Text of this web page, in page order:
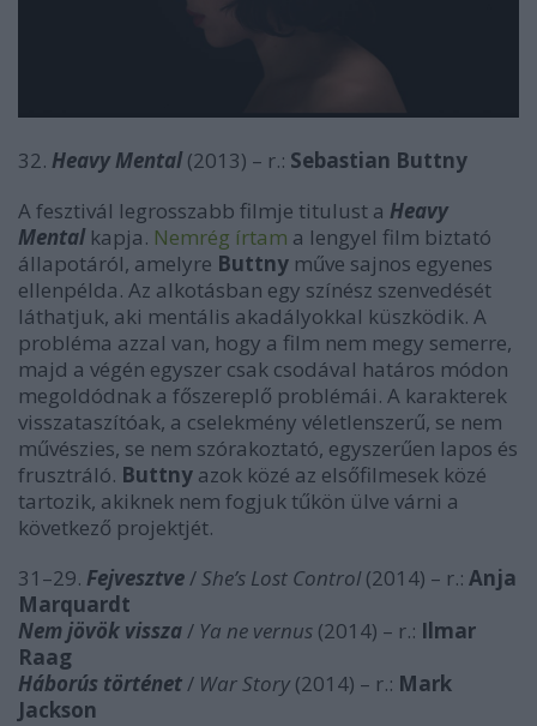
32. Heavy Mental (2013) – r.: Sebastian Buttny
A fesztivál legrosszabb filmje titulust a Heavy
Mental kapja. Nemrég írtam a lengyel film biztató
állapotáról, amelyre Buttny műve sajnos egyenes
ellenpélda. Az alkotásban egy színész szenvedését
láthatjuk, aki mentális akadályokkal küszködik. A
probléma azzal van, hogy a film nem megy semerre,
majd a végén egyszer csak csodával határos módon
megoldódnak a főszereplő problémái. A karakterek
visszataszítóak, a cselekmény véletlenszerű, se nem
művészies, se nem szórakoztató, egyszerűen lapos és
frusztráló. Buttny azok közé az elsőfilmesek közé
tartozik, akiknek nem fogjuk tűkön ülve várni a
következő projektjét.
31–29. Fejvesztve/ She’s Lost Control(2014) – r.: Anja
Marquardt
Nem jövök vissza/ Ya ne vernus (2014) – r.: Ilmar
Raag
Háborús történet/ War Story (2014) – r.: Mark
Jackson